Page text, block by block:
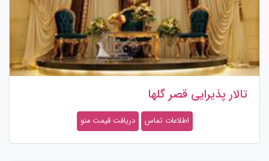
تالار پذیرایی قصر گلها
اطلاعات تماس دریافت قیمت منو